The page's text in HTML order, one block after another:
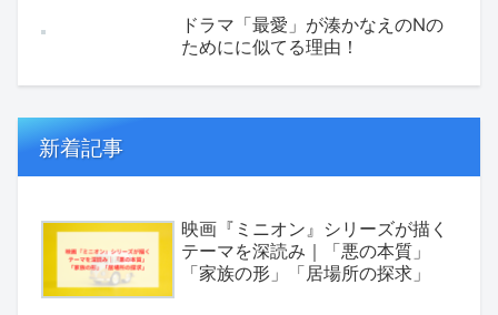
ドラマ「最愛」が湊かなえのNの
ためにに似てる理由！
新着記事
映画『ミニオン』シリーズが描く
テーマを深読み｜「悪の本質」
「家族の形」「居場所の探求」